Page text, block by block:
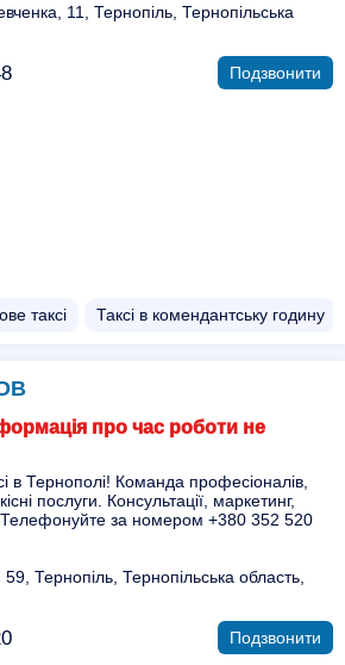
11, Тернопіль, Тернопільська
Подзвонити
таксі Таксі в комендантську годину
про час роботи не
в Тернополі! Команда професіоналів,
послуги. Консультації, маркетинг,
Телефонуйте за номером +380 352 520
Тернопіль, Тернопільська область,
Подзвонити